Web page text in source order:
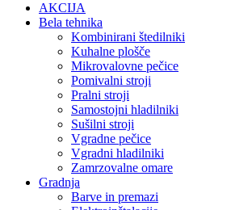
AKCIJA
Bela tehnika
Kombinirani štedilniki
Kuhalne plošče
Mikrovalovne pečice
Pomivalni stroji
Pralni stroji
Samostojni hladilniki
Sušilni stroji
Vgradne pečice
Vgradni hladilniki
Zamrzovalne omare
Gradnja
Barve in premazi